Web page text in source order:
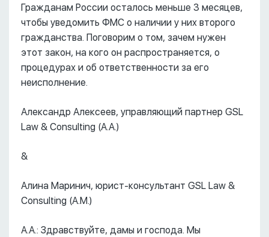
Гражданам России осталось меньше 3 месяцев,
чтобы уведомить ФМС о наличии у них второго
гражданства. Поговорим о том, зачем нужен
этот закон, на кого он распространяется, о
процедурах и об ответственности за его
неисполнение.
Александр Алексеев, управляющий партнер GSL
Law & Consulting (А.А.)
&
Алина Маринич, юрист-консультант GSL Law &
Consulting (А.М.)
А.А.: Здравствуйте, дамы и господа. Мы